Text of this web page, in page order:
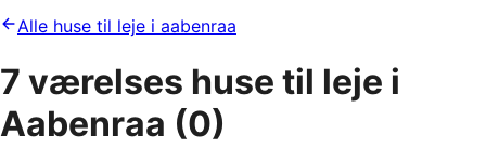
Alle huse til leje i aabenraa
7 værelses huse til leje i
Aabenraa (0)